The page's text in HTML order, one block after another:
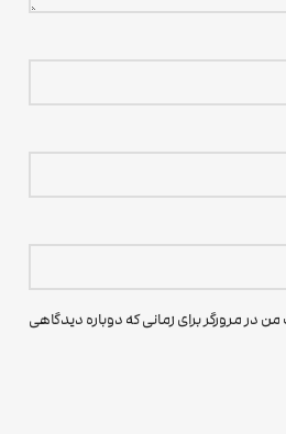
در مرورگر برای زمانی که دوباره دیدگاهی